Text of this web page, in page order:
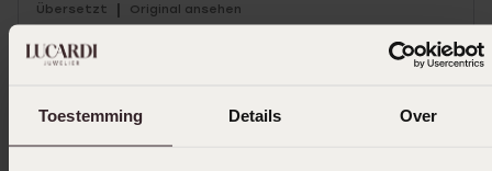
Toestemming Details Over
Übersetzt | Original ansehen